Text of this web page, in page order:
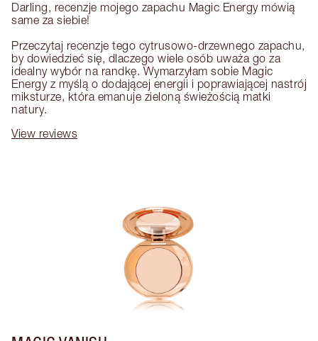
Darling, recenzje mojego zapachu Magic Energy mówią
same za siebie!
Przeczytaj recenzje tego cytrusowo-drzewnego zapachu,
by dowiedzieć się, dlaczego wiele osób uważa go za
idealny wybór na randkę. Wymarzyłam sobie Magic
Energy z myślą o dodającej energii i poprawiającej nastrój
miksturze, która emanuje zieloną świeżością matki
natury.
View reviews